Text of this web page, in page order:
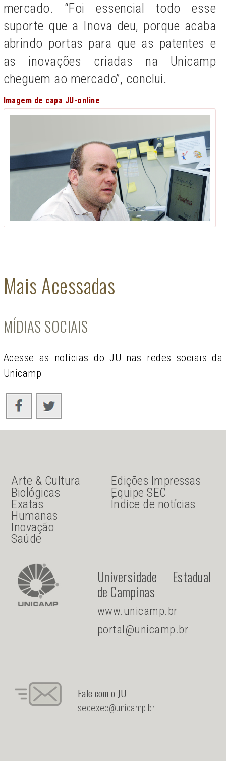
mercado. “Foi essencial todo esse
suporte que a Inova deu, porque acaba
abrindo portas para que as patentes e
as inovações criadas na Unicamp
cheguem ao mercado”, conclui.
Imagem de capa JU-online
Mais Acessadas
MÍDIAS SOCIAIS
Acesse as notícias do JU nas redes sociais da
Unicamp
JU Menu acesso rápido
Arte & Cultura
Biológicas
Exatas
Humanas
Inovação
Saúde
JU menu sanduiche
Edições Impressas
Equipe SEC
Índice de notícias
Universidade Estadual
de Campinas
www.unicamp.br
portal@unicamp.br
Fale com o JU
secexec@unicamp.br